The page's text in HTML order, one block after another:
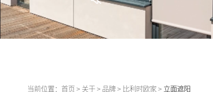
当前位置： 首页 > 关于 > 品牌 > 比利时欧家 > 立面遮阳